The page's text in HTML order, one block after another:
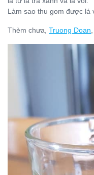
Làm sao thu gom được
Thèm chưa, Truong Doan